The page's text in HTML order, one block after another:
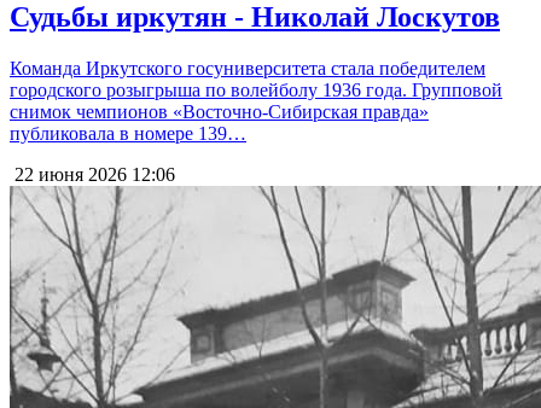
Судьбы иркутян - Николай Лоскутов
Команда Иркутского госуниверситета стала победителем
городского розыгрыша по волейболу 1936 года. Групповой
снимок чемпионов «Восточно-Сибирская правда»
публиковала в номере 139…
22 июня 2026 12:06